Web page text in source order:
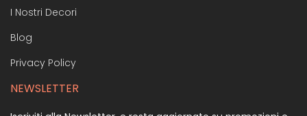
I Nostri Decori
Blog
Privacy Policy
NEWSLETTER